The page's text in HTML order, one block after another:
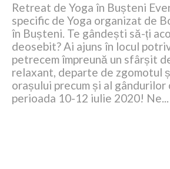
Retreat de Yoga în Bușteni
specific de Yoga organizat de
în Bușteni. Te gândești să-ți
deosebit? Ai ajuns în locul
petrecem împreună un sfârșit
relaxant, departe de zgomotul
orașului precum și al
perioada 10-12 iulie 2020! Ne...